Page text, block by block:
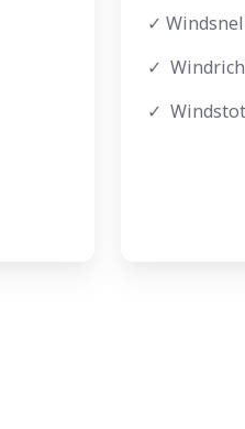
✓
✓
✓